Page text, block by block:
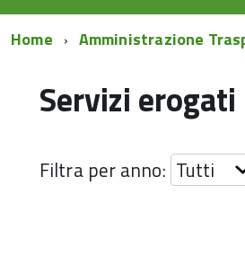
Home
Amministrazione
Servizi erogati
Filtra per anno: